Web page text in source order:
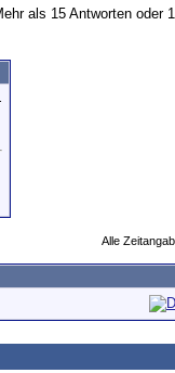
Alle